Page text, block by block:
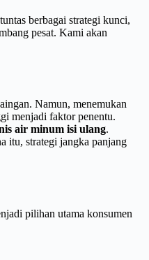
berbagai strategi kunci,
pesat. Kami akan
Namun, menemukan
menjadi faktor penentu.
air minum isi ulang.
itu, strategi jangka panjang
pilihan utama konsumen